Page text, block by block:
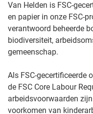
Van Helden is FSC-
en papier in onze FSC-
verantwoord beheerde
biodiversiteit,
gemeenschap.
Als FSC-gecertificeerde
de FSC Core Labour
arbeidsvoorwaarden
voorkomen van